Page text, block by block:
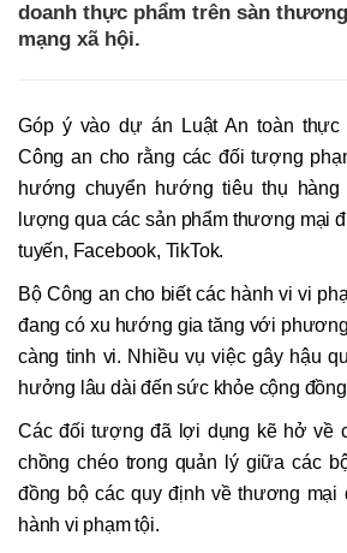
doanh thực phẩm trên sàn
mạng xã hội.
Góp ý vào dự án Luật An toàn thực
Công an cho rằng các đối tượng
hướng chuyển hướng tiêu thụ hàng
lượng qua các sản phẩm thương mại
tuyến, Facebook, TikTok.
Bộ Công an cho biết các hành vi vi
đang có xu hướng gia tăng với
càng tinh vi. Nhiều vụ việc gây hậu
hưởng lâu dài đến sức khỏe cộng
Các đối tượng đã lợi dụng kẽ hở về
chồng chéo trong quản lý giữa các
đồng bộ các quy định về thương mại
hành vi phạm tội.